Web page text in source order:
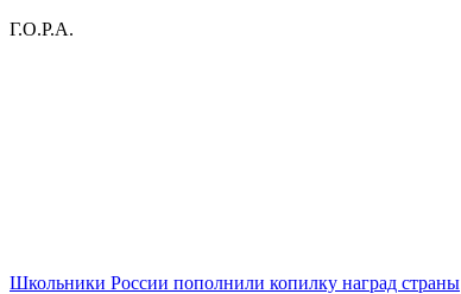
Г.О.Р.А.
Школьники России пополнили копилку наград страны